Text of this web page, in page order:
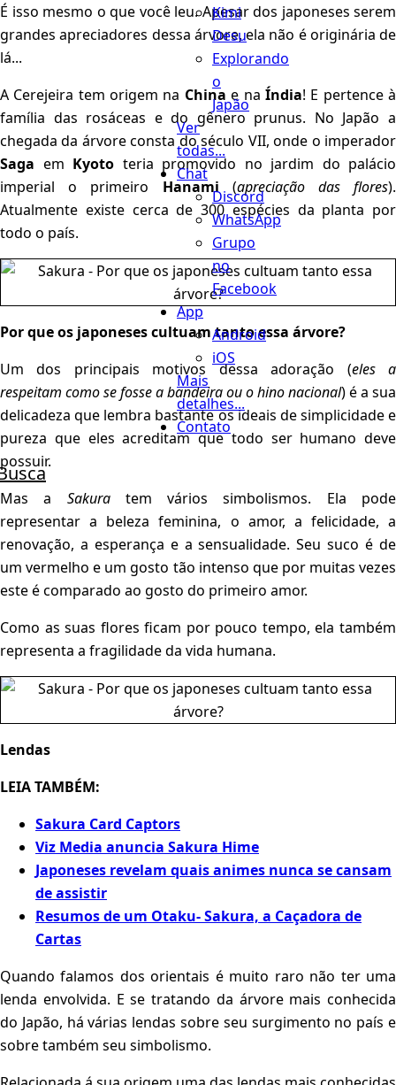
Kimi
Desu
Explorando
o
Japão
Ver
todas...
Chat
Discord
WhatsApp
Grupo
no
Facebook
App
Android
iOS
Mais
detalhes...
Contato
É isso mesmo o que você leu. Apesar dos japoneses serem
grandes apreciadores dessa árvore, ela não é originária de
lá...
A Cerejeira tem origem na China e na Índia! E pertence à
família das rosáceas e do gênero prunus. No Japão a
chegada da árvore consta do século VII, onde o imperador
Saga em Kyoto teria promovido no jardim do palácio
imperial o primeiro Hanami(apreciação das flores).
Atualmente existe cerca de 300 espécies da planta por
todo o país.
Por que os japoneses cultuam tanto essa árvore?
Um dos principais motivos dessa adoração (eles a
respeitam como se fosse a bandeira ou o hino nacional) é a sua
delicadeza que lembra bastante os ideais de simplicidade e
pureza que eles acreditam que todo ser humano deve
possuir.
Mas a Sakuratem vários simbolismos. Ela pode
representar a beleza feminina, o amor, a felicidade, a
renovação, a esperança e a sensualidade. Seu suco é de
um vermelho e um gosto tão intenso que por muitas vezes
este é comparado ao gosto do primeiro amor.
Como as suas flores ficam por pouco tempo, ela também
representa a fragilidade da vida humana.
Lendas
LEIA TAMBÉM:
Sakura Card Captors
Viz Media anuncia Sakura Hime
Japoneses revelam quais animes nunca se cansam
de assistir
Resumos de um Otaku- Sakura, a Caçadora de
Cartas
Quando falamos dos orientais é muito raro não ter uma
lenda envolvida. E se tratando da árvore mais conhecida
do Japão, há várias lendas sobre seu surgimento no país e
sobre também seu simbolismo.